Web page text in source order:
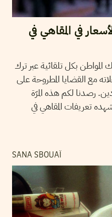
في المقاهي في
بكل تلقائية عبر ترك
مع القضايا المطروحة على
رصدنا لكم هذه المرّة
تعريفات المقاهي في
SANA SBOUAÏ